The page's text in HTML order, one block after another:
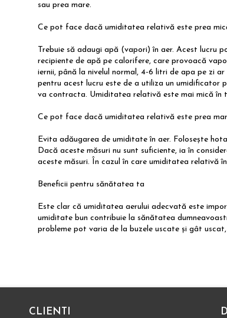
sau prea mare.
Ce pot face dacă umiditatea relativă este prea
Trebuie să adaugi apă (vapori) în aer. Acest lucru
recipiente de apă pe calorifere, care provoacă
iernii, până la nivelul normal, 4-6 litri de apa pe zi
pentru acest lucru este de a utiliza un umidificator
va contracta. Umiditatea relativă este mai mică în
Ce pot face dacă umiditatea relativă este prea
Evita adăugarea de umiditate în aer. Folosește
Dacă aceste măsuri nu sunt suficiente, ia în
aceste măsuri. În cazul în care umiditatea relativă
Beneficii pentru sănătatea ta
Este clar că umiditatea aerului adecvată este
umiditate bun contribuie la sănătatea
probleme pot varia de la buzele uscate și gât
CLIENTI